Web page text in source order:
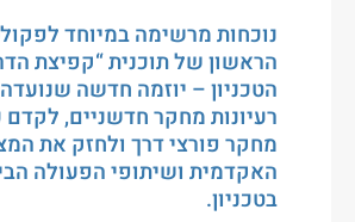
נוכחות מרשימה במיוחד
הראשון של תוכנית “קפיצת
הטכניון – יוזמה חדשה
רעיונות מחקר חדשניים, לקדם
מחקר פורצי דרך ולחזק את
האקדמית ושיתופי הפעולה
בטכניון.